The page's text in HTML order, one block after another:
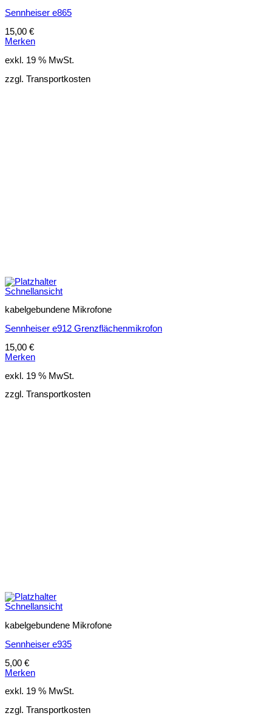
Sennheiser e865
15,00 €
Merken
exkl. 19 % MwSt.
zzgl. Transportkosten
Schnellansicht
kabelgebundene Mikrofone
Sennheiser e912 Grenzflächenmikrofon
15,00 €
Merken
exkl. 19 % MwSt.
zzgl. Transportkosten
Schnellansicht
kabelgebundene Mikrofone
Sennheiser e935
5,00 €
Merken
exkl. 19 % MwSt.
zzgl. Transportkosten